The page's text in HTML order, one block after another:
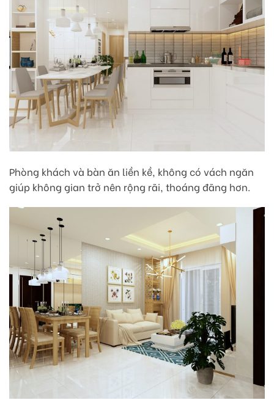
Phòng khách và bàn ăn liền kề, không có vách ngăn
giúp không gian trở nên rộng rãi, thoáng đãng hơn.